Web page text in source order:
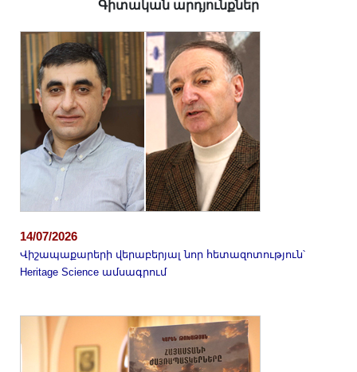
Գիտական արդյունքներ
14/07/2026
Վիշապաքարերի վերաբերյալ նոր հետազոտություն՝
Heritage Science ամսագրում